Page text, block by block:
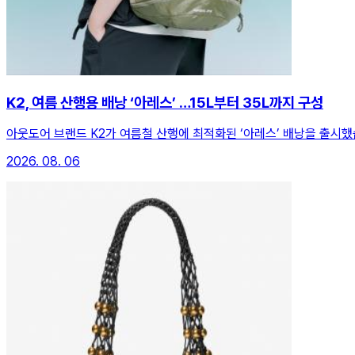
K2, 여름 산행용 배낭 ‘아레스’ …15L부터 35L까지 구성
아웃도어 브랜드 K2가 여름철 산행에 최적화된 ‘아레스’ 배낭을 출시
2026. 08. 06